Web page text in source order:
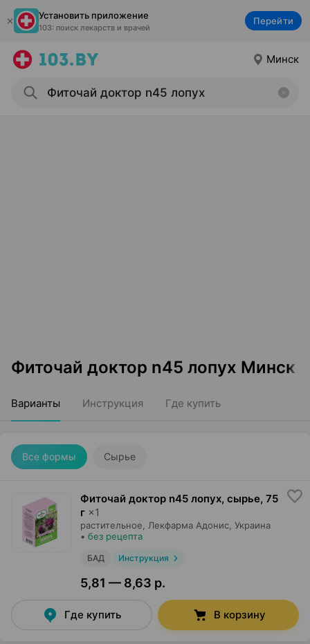
Установить приложение
103: поиск лекарств и врачей
Перейти
Минск
Фиточай доктор n45 лопух Минск
Варианты Инструкция Где купить
Все формы Сырье
Фиточай доктор n45 лопух, сырье, 75
г ×1
растительное, Лекфарма Адонис , Украина
• без рецепта
БАД Инструкция
5,81 — 8,63 р.
Где купить В корзину